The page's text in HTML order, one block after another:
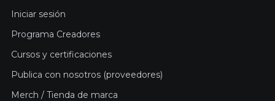
Iniciar sesión
Programa Creadores
Cursos y certificaciones
Publica con nosotros (proveedores)
Merch / Tienda de marca